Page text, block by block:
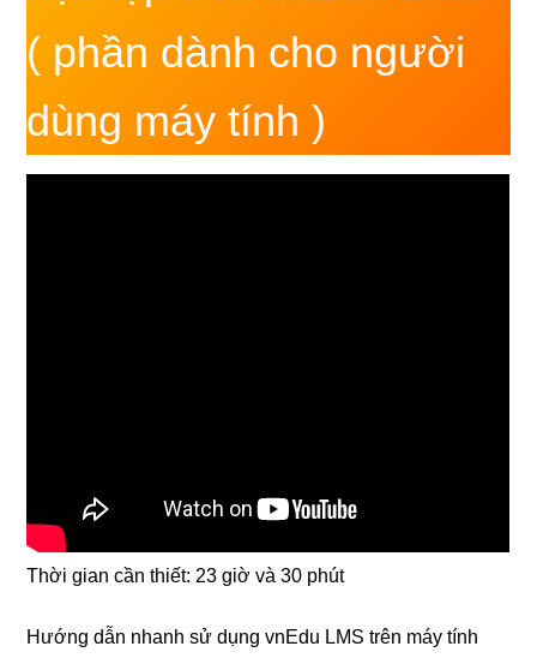
( phần dành cho người
dùng máy tính )
Thời gian cần thiết: 23 giờ và 30 phút
Hướng dẫn nhanh sử dụng vnEdu LMS trên máy tính